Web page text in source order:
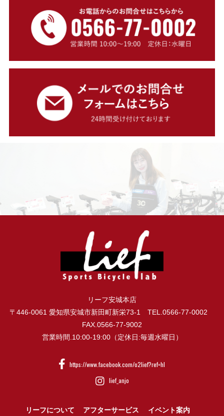
リーフ安城本店
〒446-0061 愛知県安城市新田町新栄73-1 TEL.0566-77-0002
FAX.0566-77-9002
営業時間.10:00-19:00（定休日:毎週水曜日）
https://www.facebook.com/o2lief?ref=hl
lief_anjo
リーフについて アフターサービス イベント案内